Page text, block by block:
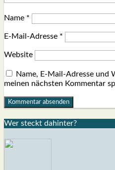
Name *
E-Mail-Adresse *
Website
Name, E-Mail-Adresse und
meinen nächsten Kommentar
Wer steckt dahin­ter?